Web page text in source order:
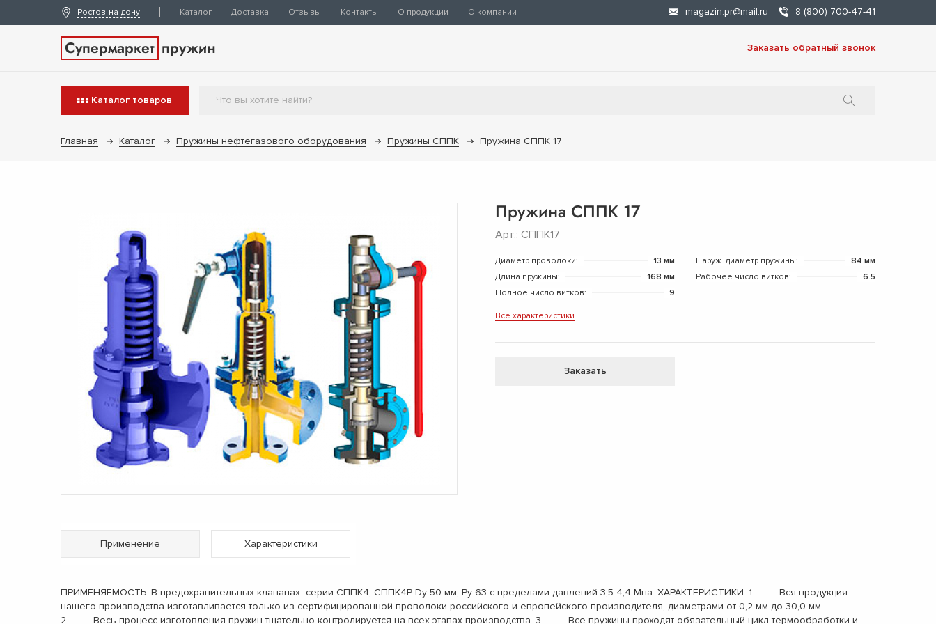
Ростов-на-дону Каталог Доставка Отзывы Контакты О продукции О компании magazin.pr@mail.ru 8 (800) 700-47-41
Супермаркет пружин Заказать обратный звонок
Каталог товаров
Главная Каталог Пружины нефтегазового оборудования Пружины СППК Пружина СППК 17
Пружина СППК 17
Арт.: СППК17
Диаметр проволоки: 13 мм Наруж. диаметр пружины:
84 мм
Длина пружины:
168 мм Рабочее число витков:
6.5
Полное число витков:
9
Все характеристики
Заказать
Применение Характеристики
ПРИМЕНЯЕМОСТЬ: В предохранительных клапанах серии СППК4, СППК4Р Dу 50 мм, Ру 63 с пределами давлений 3,5-4,4 Мпа. ХАРАКТЕРИСТИКИ: 1. Вся продукция
нашего производства изготавливается только из сертифицированной проволоки российского и европейского производителя, диаметрами от 0,2 мм до 30,0 мм.
2. Весь процесс изготовления пружин тщательно контролируется на всех этапах производства. 3. Все пружины проходят обязательный цикл термообработки и